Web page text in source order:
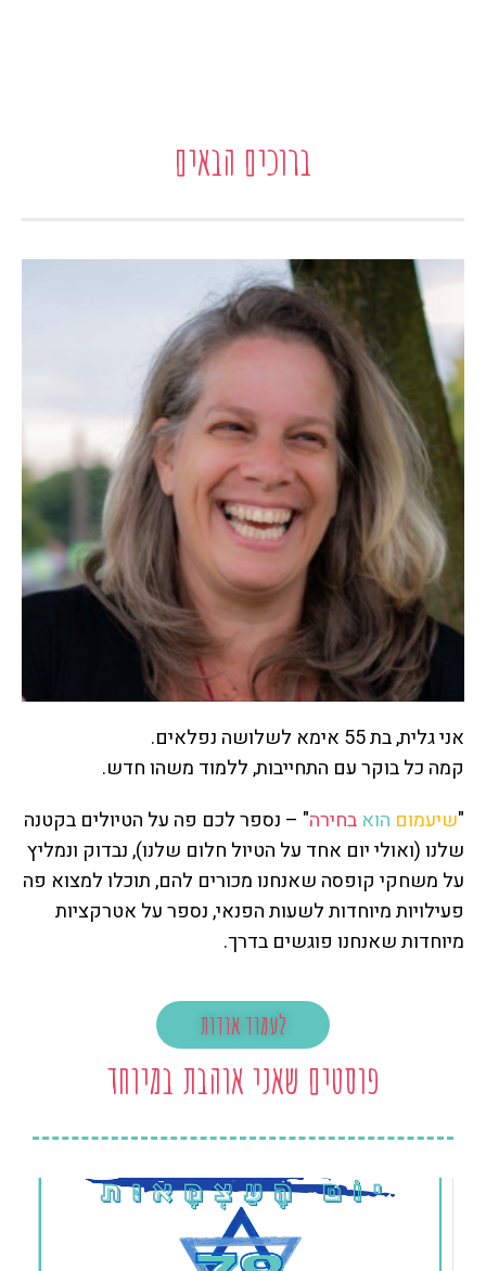
ברוכים הבאים
אני גלית, בת 55 אימא לשלושה נפלאים.
קמה כל בוקר עם התחייבות, ללמוד משהו חדש.
"שיעמום הוא בחירה" – נספר לכם פה על הטיולים בקטנה
שלנו (ואולי יום אחד על הטיול חלום שלנו), נבדוק ונמליץ
על משחקי קופסה שאנחנו מכורים להם, תוכלו למצוא פה
פעילויות מיוחדות לשעות הפנאי, נספר על אטרקציות
מיוחדות שאנחנו פוגשים בדרך.
לעמוד אודות
פוסטים שאני אוהבת במיוחד